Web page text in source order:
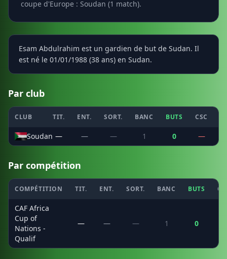
coupe d'Europe : Soudan (1 match).
Esam Abdulrahim est un gardien de but de Sudan. Il
est né le 01/01/1988 (38 ans) en Sudan.
Par club
CLUB TIT. ENT. SORT. BANC BUTS CSC
Soudan — — — 1 0 —
Par compétition
COMPÉTITION TIT. ENT. SORT. BANC BUTS
CAF Africa
Cup of
Nations -
Qualif
— — — 1 0